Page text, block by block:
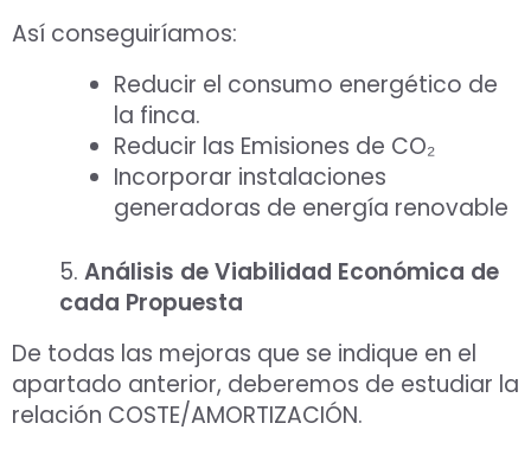
Así conseguiríamos:
Reducir el consumo energético de
la finca.
Reducir las Emisiones de CO₂
Incorporar instalaciones
generadoras de energía renovable
5. Análisis de Viabilidad Económica de
cada Propuesta
De todas las mejoras que se indique en el
apartado anterior, deberemos de estudiar la
relación COSTE/AMORTIZACIÓN.